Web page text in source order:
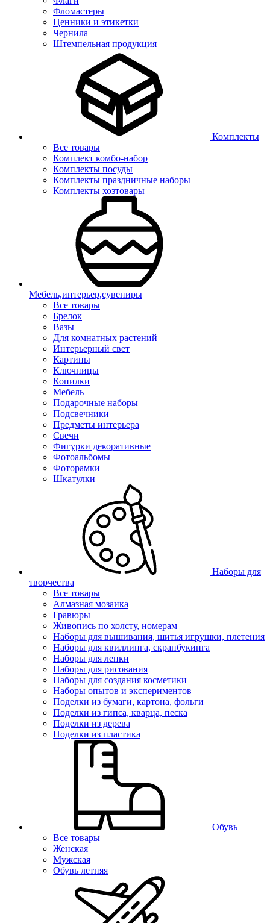
Фломастеры
Ценники и этикетки
Чернила
Штемпельная продукция
Комплекты
Все товары
Комплект комбо-набор
Комплекты посуды
Комплекты праздничные наборы
Комплекты хозтовары
Мебель,интерьер,сувениры
Все товары
Брелок
Вазы
Для комнатных растений
Интерьерный свет
Картины
Ключницы
Копилки
Мебель
Подарочные наборы
Подсвечники
Предметы интерьера
Свечи
Фигурки декоративные
Фотоальбомы
Фоторамки
Шкатулки
Наборы для
творчества
Все товары
Алмазная мозаика
Гравюры
Живопись по холсту, номерам
Наборы для вышивания, шитья игрушки, плетения
Наборы для квиллинга, скрапбукинга
Наборы для лепки
Наборы для рисования
Наборы для создания косметики
Наборы опытов и экспериментов
Поделки из бумаги, картона, фольги
Поделки из гипса, кварца, песка
Поделки из дерева
Поделки из пластика
Обувь
Все товары
Женская
Мужская
Обувь летняя